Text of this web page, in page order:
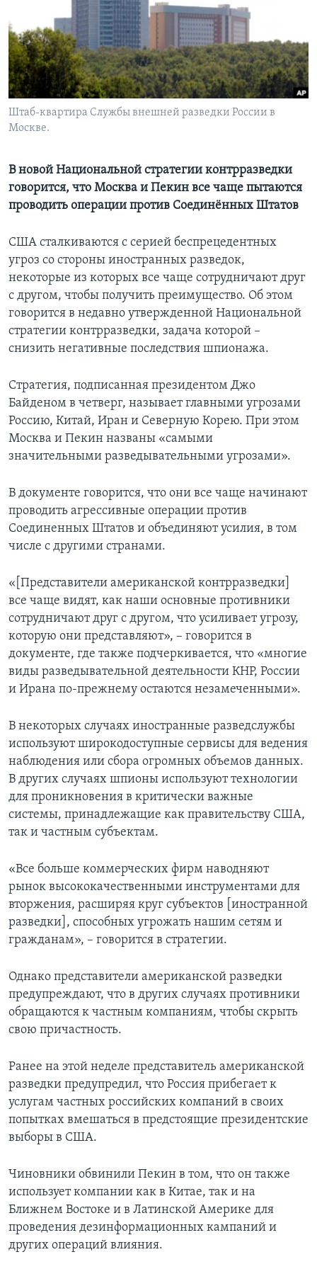
Learning English
СОЦИАЛЬНЫЕ СЕТИ
Языки
Штаб-квартира Службы внешней разведки России в
Москве.
В новой Национальной стратегии контрразведки
говорится, что Москва и Пекин все чаще пытаются
проводить операции против Соединённых Штатов
США сталкиваются с серией беспрецедентных
угроз со стороны иностранных разведок,
некоторые из которых все чаще сотрудничают друг
с другом, чтобы получить преимущество. Об этом
говорится в недавно утвержденной Национальной
стратегии контрразведки, задача которой –
снизить негативные последствия шпионажа.
Стратегия, подписанная президентом Джо
Байденом в четверг, называет главными угрозами
Россию, Китай, Иран и Северную Корею. При этом
Москва и Пекин названы «самыми
значительными разведывательными угрозами».
В документе говорится, что они все чаще начинают
проводить агрессивные операции против
Соединенных Штатов и объединяют усилия, в том
числе с другими странами.
«[Представители американской контрразведки]
все чаще видят, как наши основные противники
сотрудничают друг с другом, что усиливает угрозу,
которую они представляют», – говорится в
документе, где также подчеркивается, что «многие
виды разведывательной деятельности КНР, России
и Ирана по-прежнему остаются незамеченными».
В некоторых случаях иностранные разведслужбы
используют широкодоступные сервисы для ведения
наблюдения или сбора огромных объемов данных.
В других случаях шпионы используют технологии
для проникновения в критически важные
системы, принадлежащие как правительству США,
так и частным субъектам.
«Все больше коммерческих фирм наводняют
рынок высококачественными инструментами для
вторжения, расширяя круг субъектов [иностранной
разведки], способных угрожать нашим сетям и
гражданам», – говорится в стратегии.
Однако представители американской разведки
предупреждают, что в других случаях противники
обращаются к частным компаниям, чтобы скрыть
свою причастность.
Ранее на этой неделе представитель американской
разведки предупредил, что Россия прибегает к
услугам частных российских компаний в своих
попытках вмешаться в предстоящие президентские
выборы в США.
Чиновники обвинили Пекин в том, что он также
использует компании как в Китае, так и на
Ближнем Востоке и в Латинской Америке для
проведения дезинформационных кампаний и
других операций влияния.